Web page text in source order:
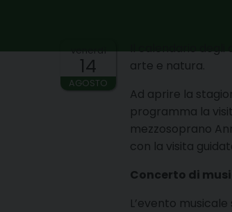
venerdì
14
AGOSTO
Il calendario degli
arte e natura.
Ad aprire la
programma la
mezzosoprano
con la visita
Concerto di
L’evento